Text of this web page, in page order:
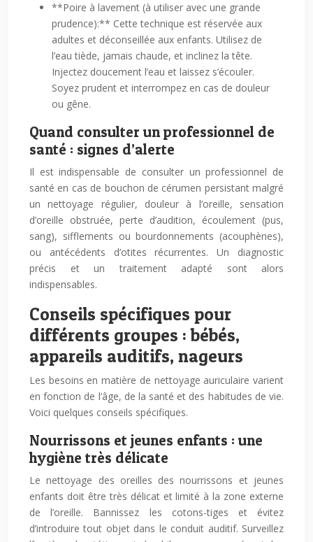
**Poire à lavement (à utiliser avec une grande
prudence):** Cette technique est réservée aux
adultes et déconseillée aux enfants. Utilisez de
l’eau tiède, jamais chaude, et inclinez la tête.
Injectez doucement l’eau et laissez s’écouler.
Soyez prudent et interrompez en cas de douleur
ou gêne.
Quand consulter un professionnel de
santé : signes d’alerte
Il est indispensable de consulter un professionnel de
santé en cas de bouchon de cérumen persistant malgré
un nettoyage régulier, douleur à l’oreille, sensation
d’oreille obstruée, perte d’audition, écoulement (pus,
sang), sifflements ou bourdonnements (acouphènes),
ou antécédents d’otites récurrentes. Un diagnostic
précis et un traitement adapté sont alors
indispensables.
Conseils spécifiques pour
différents groupes : bébés,
appareils auditifs, nageurs
Les besoins en matière de nettoyage auriculaire varient
en fonction de l’âge, de la santé et des habitudes de vie.
Voici quelques conseils spécifiques.
Nourrissons et jeunes enfants : une
hygiène très délicate
Le nettoyage des oreilles des nourrissons et jeunes
enfants doit être très délicat et limité à la zone externe
de l’oreille. Bannissez les cotons-tiges et évitez
d’introduire tout objet dans le conduit auditif. Surveillez